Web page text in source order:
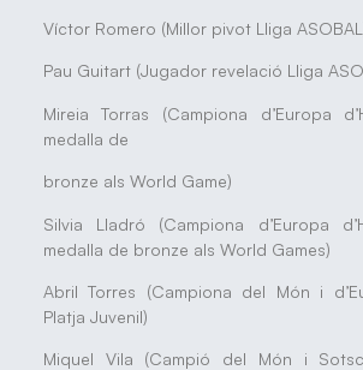
Víctor Romero (Millor pivot Lliga
Pau Guitart (Jugador revelació Lliga
Mireia Torras (Campiona d’Europa
medalla de
bronze als World Game)
Silvia Lladró (Campiona d’Europa
medalla de bronze als World Games)
Abril Torres (Campiona del Món i
Platja Juvenil)
Miquel Vila (Campió del Món i